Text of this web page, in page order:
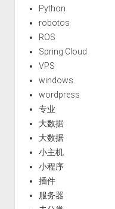
Python
robotos
ROS
Spring Cloud
VPS
windows
wordpress
专业
大数据
大数据
小主机
小程序
插件
服务器